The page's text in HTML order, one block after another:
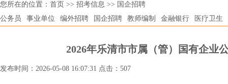
您所在的位置： 首页 >> 招考信息 >> 国企招聘
公务员
事业单位 编外招聘 国企招聘 教师编制 金融银行 医疗卫生
2026年乐清市市属（管）国有企业
发布时间：2026-05-08 16:07:31 点击：507